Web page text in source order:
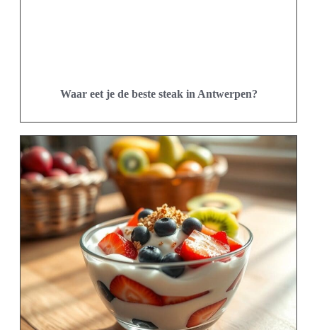
Waar eet je de beste steak in Antwerpen?